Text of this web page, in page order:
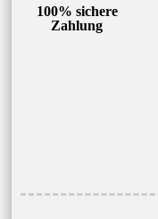
100% sichere
Zahlung